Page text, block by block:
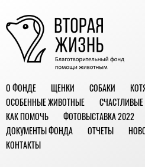
О ФОНДЕ ЩЕНКИ СОБАКИ
ОСОБЕННЫЕ ЖИВОТНЫЕ
КАК ПОМОЧЬ
ФОТОВЫСТАВКА 2022
ДОКУМЕНТЫ ФОНДА
ОТЧЕТЫ
КОНТАКТЫ